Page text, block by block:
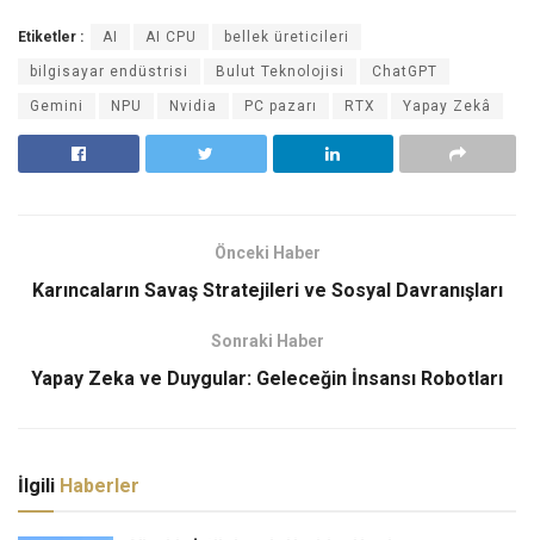
Etiketler : AI AI CPU bellek üreticileri
bilgisayar endüstrisi Bulut Teknolojisi ChatGPT
Gemini NPU Nvidia PC pazarı RTX Yapay Zekâ
Önceki Haber
Karıncaların Savaş Stratejileri ve Sosyal Davranışları
Sonraki Haber
Yapay Zeka ve Duygular: Geleceğin İnsansı Robotları
İlgili Haberler